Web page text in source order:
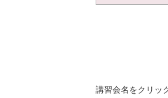
講習会名をクリッ